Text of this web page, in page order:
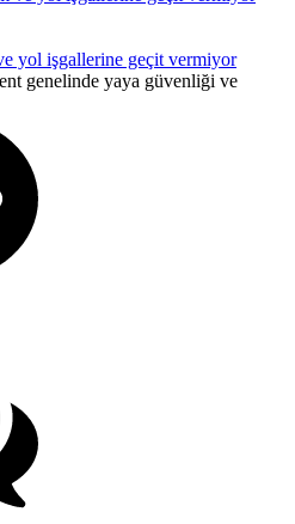
yol işgallerine geçit vermiyor
genelinde yaya güvenliği ve